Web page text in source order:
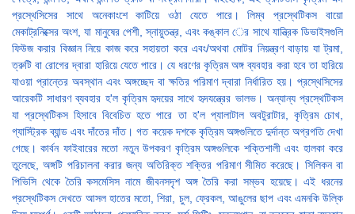
প্রস্থেসিসের সাথে অনেকাংশে কাটিয়ে ওঠা যেতে পারে। লিম্ব প্রস্থেটিকস বায়ো
মেকাট্রনিক্সের অংশ, যা মানুষের পেশী, স্নায়ুতন্ত্র, এবং কঙ্কাল ের সাথে যান্ত্রিক ডিভাইসগুলি
ফিউজ করার বিজ্ঞান নিয়ে কাজ করে সহায়তা করে এবং/অথবা মোটর নিয়ন্ত্রণ বাড়ায় যা ট্রমা,
ত্রুটি বা রোগের দ্বারা হারিয়ে যেতে পারে। যে ধরণের কৃত্রিম অঙ্গ ব্যবহার করা হবে তা হারিয়ে
যাওয়া প্রান্তের অবস্থান এবং অঙ্গচ্ছেদ বা ক্ষতির পরিমাণ দ্বারা নির্ধারিত হয়। প্রস্থেসিসের
আরেকটি সাধারণ ব্যবহার হ'ল কৃত্রিম হৃদয়ের সাথে হৃদযন্ত্রের ভালভ। অন্যান্য প্রস্থেটিকস
যা প্রস্থেটিকস হিসাবে বিবেচিত হতে পারে তা হ'ল প্যালাটাল অবটুরাটার, কৃত্রিম চোখ,
গ্যাস্ট্রিক ব্যান্ড এবং দাঁতের দাঁত। গত কয়েক দশকে কৃত্রিম অঙ্গগুলিতে দুর্দান্ত অগ্রগতি দেখা
গেছে। কার্বন ফাইবারের মতো নতুন উপকরণ কৃত্রিম অঙ্গগুলিকে শক্তিশালী এবং হালকা করে
তুলেছে, অঙ্গটি পরিচালনা করার জন্য অতিরিক্ত শক্তির পরিমাণ সীমিত করেছে। সিলিকন বা
পিভিসি থেকে তৈরি কসমেসিস নামে জীবনসদৃশ অঙ্গ তৈরি করা সম্ভব হয়েছে। এই ধরনের
প্রস্থেটিকস দেখতে আসল হাতের মতো, শিরা, চুল, ফ্রেকল, আঙুলের ছাপ এবং এমনকি উল্কি